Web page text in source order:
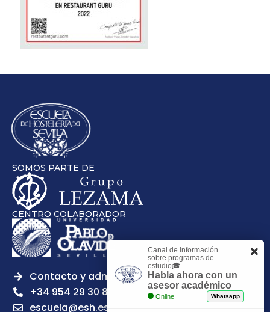
SOMOS PARTE DE
CENTRO COLABORADOR
Contacto y admisiones
+34 954 29 30 81
escuela@esh.es
Canal de información
sobre programas de
estudio🎓
Habla ahora con un
asesor académico
Online Whatsapp